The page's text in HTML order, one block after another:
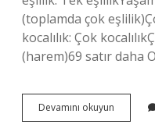
(toplamda çok
kocalılık: Çok
(harem)69 satır daha
Devamını okuyun Taygeldi
Evlilik